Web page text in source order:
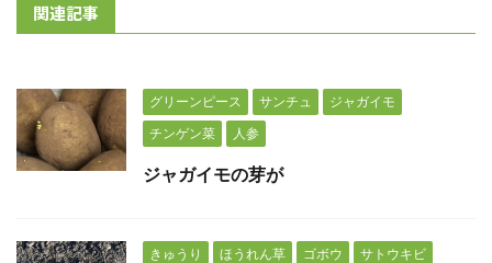
関連記事
グリーンピース サンチュ
ジャガイモ
チンゲン菜
人参
ジャガイモの芽が
きゅうり ほうれん草 ゴボウ
サトウキビ